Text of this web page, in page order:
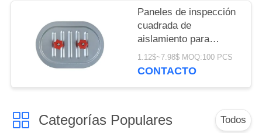
Paneles de inspección
cuadrada de
aislamiento para
amortiguadores de
incendios
1.12$~7.98$ MOQ:100 PCS
CONTACTO
Categorías Populares Todos